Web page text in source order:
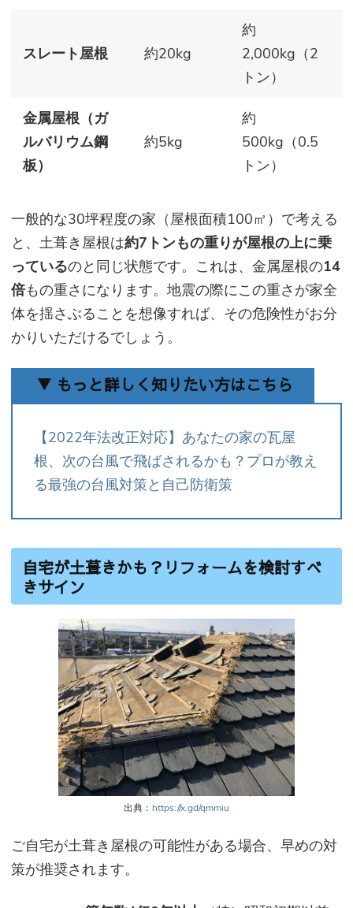
スレート屋根 約20kg
約
2,000kg（2
トン）
金属屋根（ガ
ルバリウム鋼
板）
約5kg
約
500kg（0.5
トン）
一般的な30坪程度の家（屋根面積100㎡）で考える
と、土葺き屋根は約7トンもの重りが屋根の上に乗
っているのと同じ状態です。これは、金属屋根の14
倍もの重さになります。地震の際にこの重さが家全
体を揺さぶることを想像すれば、その危険性がお分
かりいただけるでしょう。
▼ もっと詳しく知りたい方はこちら
【2022年法改正対応】あなたの家の瓦屋
根、次の台風で飛ばされるかも？プロが教え
る最強の台風対策と自己防衛策
自宅が土葺きかも？リフォームを検討すべ
きサイン
出典： https://x.gd/qmmiu
ご自宅が土葺き屋根の可能性がある場合、早めの対
策が推奨されます。